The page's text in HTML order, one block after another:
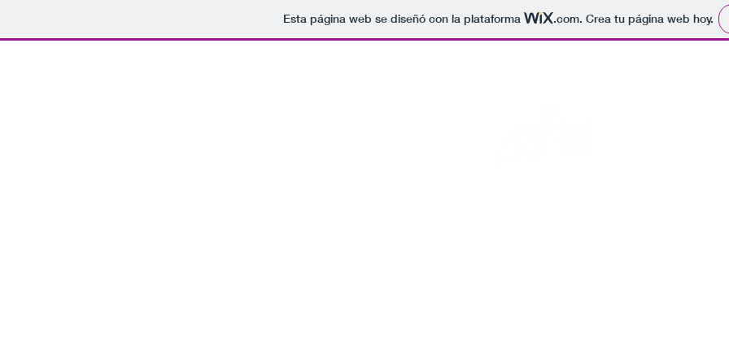
Esta página web se diseñó con la plataforma .com. Crea tu página web hoy.